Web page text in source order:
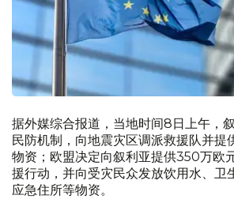
据外媒综合报道，当地时间8日上午，
民防机制，向地震灾区调派救援队并提
物资；欧盟决定向叙利亚提供350万欧
援行动，并向受灾民众发放饮用水、卫
应急住所等物资。